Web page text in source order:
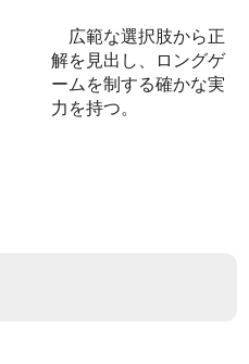
広範な選択肢から正
解を見出し、ロングゲ
ームを制する確かな実
力を持つ。